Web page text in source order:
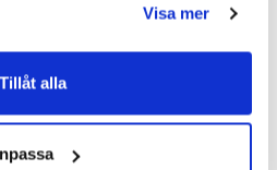
Visa mer
Tillåt alla& Tvättställsskåp